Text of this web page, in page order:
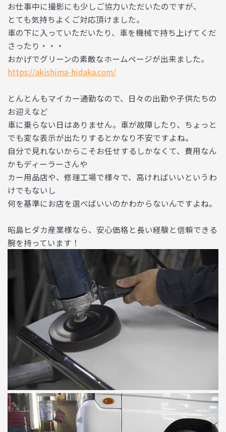
お仕事中に撮影にも少しご協力いただいたのですが、
とても気持ちよくご対応頂けました。
車の下に入っていただいたり、車を機械で持ち上げてくだ
さったり・・・
おかげでグリーンの素敵なホームページが出来ました。
https://akishima-hidaka.com/
とんとんもマイカー通勤なので、日々の出勤や子供たちの
お迎えなど
車に乗らない日はありません。車が故障したり、ちょっと
でも変な表示が出たりするとかなり不安ですよね。
自分で見れないからこそお任せするしかなくて、費用なん
かもディーラーさんや
カー用品店や、修理工場で様々で、高ければいいというわ
けでもないし
何を基準にお店を選べばいいのかわからないんですよね。
昭島ヒダカ産業様なら、安心価格と長い経験と信頼できる
腕を持っています！